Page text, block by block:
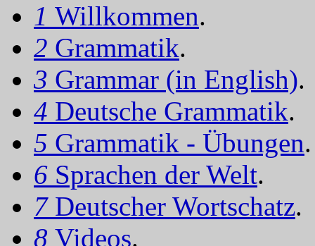
1 Willkommen.
2 Grammatik.
3 Grammar (in English).
4 Deutsche Grammatik.
5 Grammatik - Übungen.
6 Sprachen der Welt.
7 Deutscher Wortschatz.
8 Videos.